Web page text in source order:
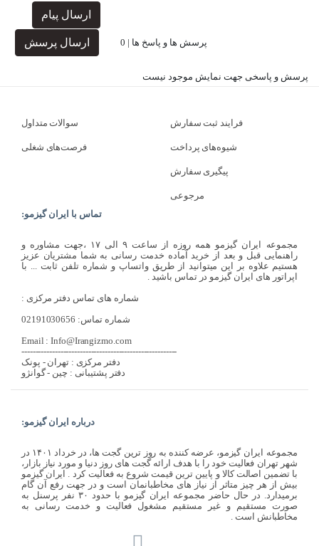
ارسال پیام
پرسش ها و پاسخ ها | 0 ارسال پرسش
پرسش و پاسخی جهت نمایش موجود نیست
فرایند ثبت سفارش
شیوه‌های پرداخت
پیگیری سفارش
مرجوعی
سوالات متداول
فرصت‌های شغلی
تماس با ایران گیزمو:
مجموعه ایران گیزمو همه روزه از ساعت ۹ الی ۱۷ ،جهت مشاوره و
راهنمایی قبل و بعد از خرید آماده خدمت رسانی به شما مشتریان عزیز
هستیم علاوه بر این میتوانید از طریق واتساپ و شماره تلفن ثابت ... با
اپراتور های ایران گیزمو در تماس باشید .
شماره های تماس دفتر مرکزی :
شماره تماس: 02191030656
Email : Info@Irangizmo.com
--------------------------------------------------------
دفتر مرکزی : تهران - پونک
دفتر پشتیبانی : چین - گوانژو
درباره ایران گیزمو:
مجموعه ایران گیزمو، عرضه کننده به روز ترین گجت ها، در خرداد ۱۴۰۱ در
شهر تهران فعالیت خود را با هدف ارائه گجت های روز دنیا و مورد نیاز بازار،
با تضمین اصالت کالا و پایین ترین قیمت شروع به فعالیت کرد . ایران گیزمو
بیش از هر چیز متاثر از نیاز های مخاطبانمان است و در جهت رفع آن گام
برمیدارد. در حال حاضر مجموعه ایران گیزمو با حدود ۳۰ نفر پرسنل به
صورت مستقیم و غیر مستقیم مشغول فعالیت و خدمت رسانی به
مخاطبانش است .